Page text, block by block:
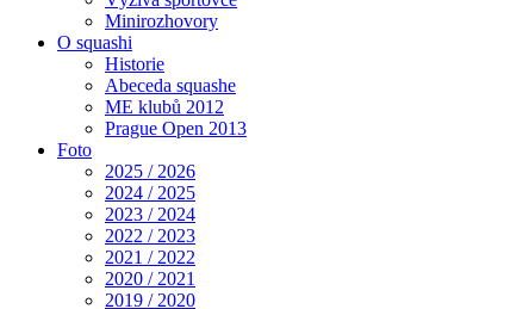
Minirozhovory
O squashi
Historie
Abeceda squashe
ME klubů 2012
Prague Open 2013
Foto
2025 / 2026
2024 / 2025
2023 / 2024
2022 / 2023
2021 / 2022
2020 / 2021
2019 / 2020